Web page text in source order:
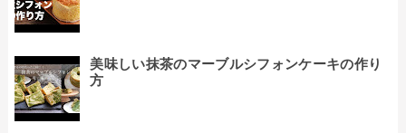
美味しい抹茶のマーブルシフォンケーキの作り
方